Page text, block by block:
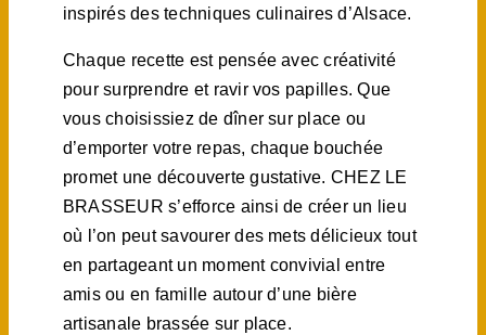
inspirés des techniques culinaires d’Alsace.
Chaque recette est pensée avec créativité
pour surprendre et ravir vos papilles. Que
vous choisissiez de dîner sur place ou
d’emporter votre repas, chaque bouchée
promet une découverte gustative. CHEZ LE
BRASSEUR s’efforce ainsi de créer un lieu
où l’on peut savourer des mets délicieux tout
en partageant un moment convivial entre
amis ou en famille autour d’une bière
artisanale brassée sur place.